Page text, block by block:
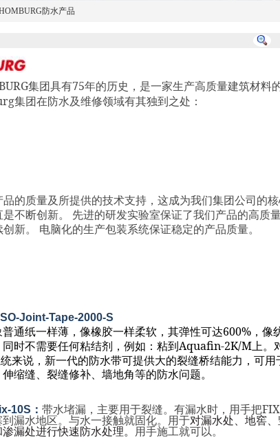
防水产品
集团具有75年的历史，是一家生产高质量建筑材料
集团在防水及维修领域有其独到之处：
的质量及所提供的技术支持，这成为我们集团公司的
不断创新。
先进的研发实验室保证了我们产品的高质
新。
电脑化的生产包装系统保证稳定的产品质量。
Joint-Tape-2000-S
通纸一样薄，像橡胶一样柔软，其弹性可达600%，像
时不需要任何粘结剂，例如：粘到 Aquafin-2K/M上。
来说，新一代的防水带可提供大的裂缝桥结能力，可用
缩缝、裂缝修补、墙地角等的防水问题。
10S ： 带水堵漏，主要用于裂缝。有漏水时，用手把
漏水地区。与水一接触就固化。用于对漏水处、地窖、
漏处进行快速防水处理。
用手施工就可以。